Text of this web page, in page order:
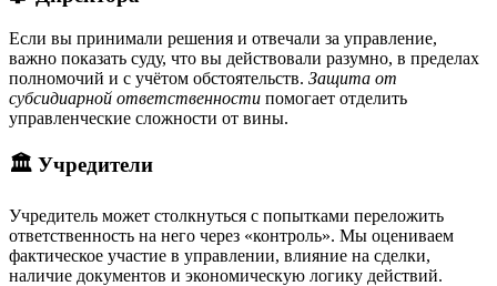
Если вы принимали решения и отвечали за управление,
важно показать суду, что вы действовали разумно, в пределах
полномочий и с учётом обстоятельств. Защита от
субсидиарной ответственности помогает отделить
управленческие сложности от вины.
🏛️ Учредители
Учредитель может столкнуться с попытками переложить
ответственность на него через «контроль». Мы оцениваем
фактическое участие в управлении, влияние на сделки,
наличие документов и экономическую логику действий.